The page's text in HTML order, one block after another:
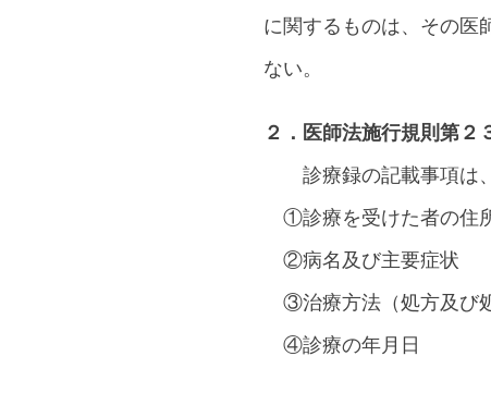
に関するものは、その医
ない。
２．医師法施行規則第２
診療録の記載事項は、
①診療を受けた者の住
②病名及び主要症状
③治療方法（処方及び処
④診療の年月日